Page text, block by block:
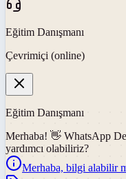
Eğitim Danışmanı
Çevrimiçi (online)
Eğitim Danışmanı
Merhaba! 👋 WhatsApp
yardımcı olabiliriz?
Merhaba, bilgi alabilir